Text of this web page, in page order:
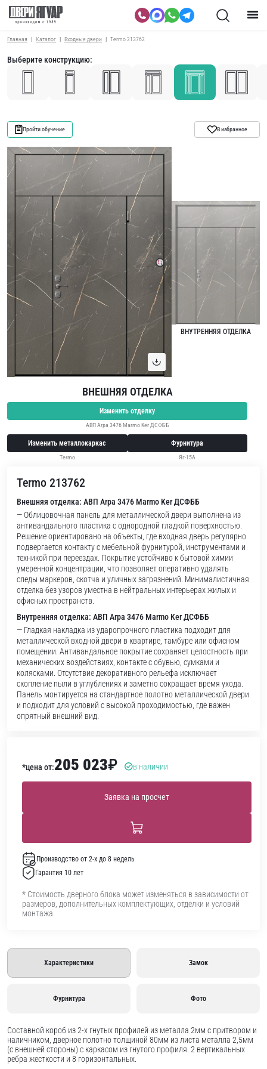
Главная Каталог Входные двери Termo 213762
Выберите конструкцию:
Пройти обучение В избранное
ВНУТРЕННЯЯ ОТДЕЛКА
ВНЕШНЯЯ ОТДЕЛКА
Изменить отделку
АВП Arpa 3476 Marmo Ker ДСФББ
Изменить металлокаркас
Termo
Фурнитура
Яг-15А
Termo 213762
Внешняя отделка: АВП Arpa 3476 Marmo Ker ДСФББ
— Облицовочная панель для металлической двери выполнена из
антивандального пластика с однородной гладкой поверхностью.
Решение ориентировано на объекты, где входная дверь регулярно
подвергается контакту с мебельной фурнитурой, инструментами и
техникой при переездах. Покрытие устойчиво к бытовой химии
умеренной концентрации, что позволяет оперативно удалять
следы маркеров, скотча и уличных загрязнений. Минималистичная
отделка без узоров уместна в нейтральных интерьерах жилых и
офисных пространств.
Внутренняя отделка: АВП Arpa 3476 Marmo Ker ДСФББ
— Гладкая накладка из ударопрочного пластика подходит для
металлической входной двери в квартире, тамбуре или офисном
помещении. Антивандальное покрытие сохраняет целостность при
механических воздействиях, контакте с обувью, сумками и
колясками. Отсутствие декоративного рельефа исключает
скопление пыли в углублениях и заметно сокращает время ухода.
Панель монтируется на стандартное полотно металлической двери
и подходит для условий с высокой проходимостью, где важен
опрятный внешний вид.
*цена от:205 023₽ в наличии
Заявка на просчет
Производство от 2-х до 8 недель
Гарантия 10 лет
* Стоимость дверного блока может изменяться в зависимости от
размеров, дополнительных комплектующих, отделки и условий
монтажа.
Характеристики Замок
Фурнитура Фото
Составной короб из 2-х гнутых профилей из металла 2мм с притвором и
наличником, дверное полотно толщиной 80мм из листа металла 2,5мм
(с внешней стороны) c каркасом из гнутого профиля. 2 вертикальных
ребра жесткости и 8 горизонтальных.